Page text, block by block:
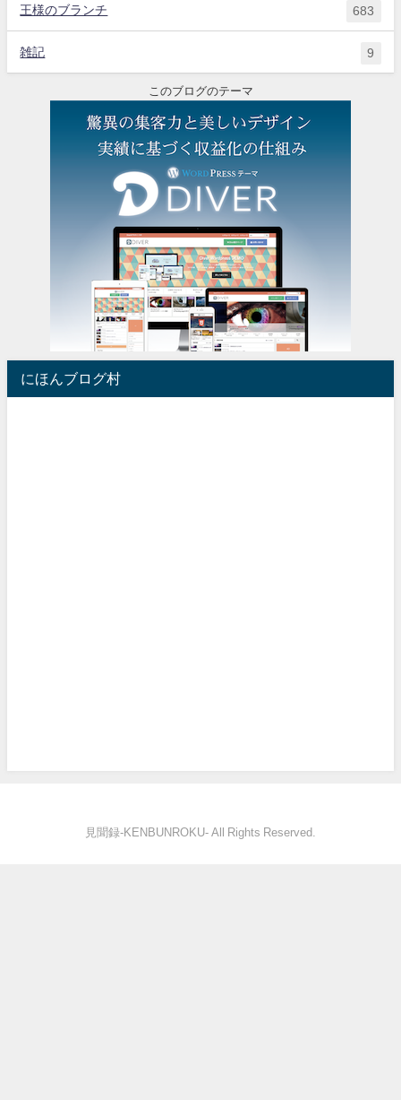
王様のブランチ 683
雑記 9
このブログのテーマ
にほんブログ村
見聞録‐KENBUNROKU- All Rights Reserved.